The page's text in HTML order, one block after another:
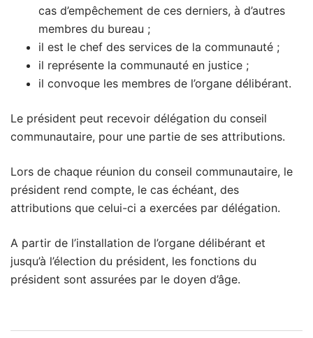
cas d’empêchement de ces derniers, à d’autres
membres du bureau ;
il est le chef des services de la communauté ;
il représente la communauté en justice ;
il convoque les membres de l’organe délibérant.
Le président peut recevoir délégation du conseil
communautaire, pour une partie de ses attributions.
Lors de chaque réunion du conseil communautaire, le
président rend compte, le cas échéant, des
attributions que celui-ci a exercées par délégation.
A partir de l’installation de l’organe délibérant et
jusqu’à l’élection du président, les fonctions du
président sont assurées par le doyen d’âge.